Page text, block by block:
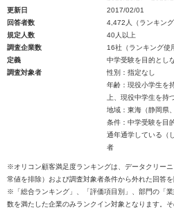
更新日
2017/02/01
回答者数
4,472人（ランキン
規定人数
40人以上
調査企業数
16社（ランキング使
定義
中学受験を目的とし
調査対象者
性別：指定なし
年齢：現役小学生を
上、現役中学生を
地域：東海（静岡県
条件：中学受験を目
通年通学している（
者
※オリコン顧客満足度ランキングは、データクリー
常値を排除）および調査対象者条件から外れた回答
※「総合ランキング」、「評価項目別」、部門の「
数を満たした企業のみランクイン対象となります。